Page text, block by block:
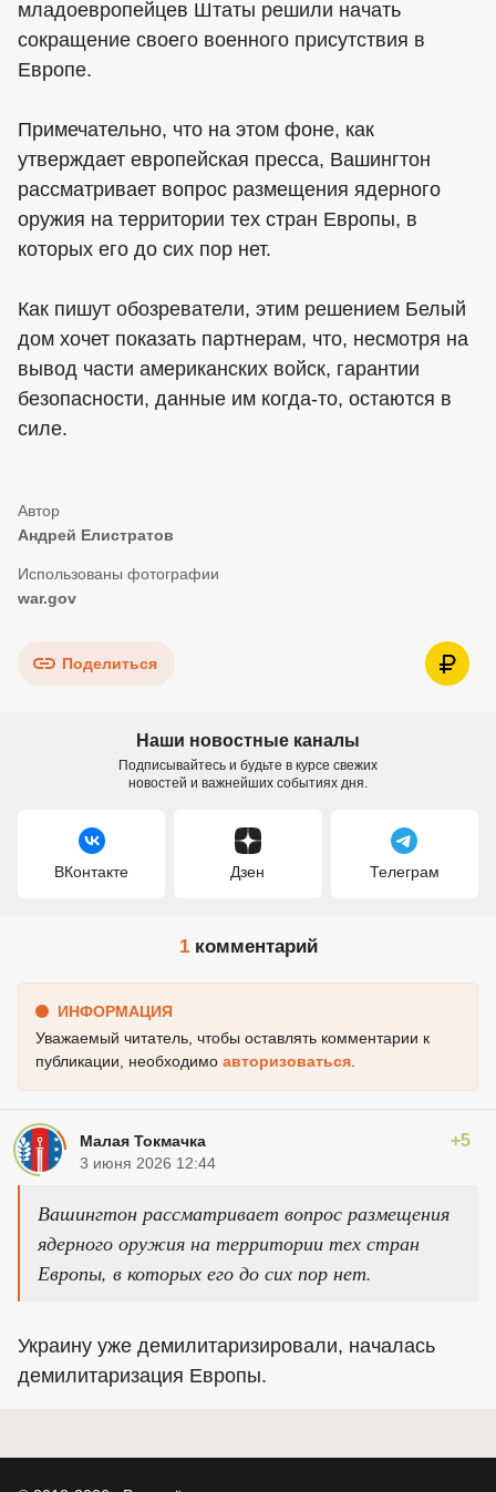
младоевропейцев Штаты решили начать
сокращение своего военного присутствия в
Европе.
Примечательно, что на этом фоне, как
утверждает европейская пресса, Вашингтон
рассматривает вопрос размещения ядерного
оружия на территории тех стран Европы, в
которых его до сих пор нет.
Как пишут обозреватели, этим решением Белый
дом хочет показать партнерам, что, несмотря на
вывод части американских войск, гарантии
безопасности, данные им когда-то, остаются в
силе.
Андрей Елистратов
war.gov
Поделиться
Наши новостные каналы
Подписывайтесь и будьте в курсе свежих
новостей и важнейших событиях дня.
ВКонтакте Дзен Телеграм
1комментарий
ИНФОРМАЦИЯ
Уважаемый читатель, чтобы оставлять комментарии к
публикации, необходимо авторизоваться
Малая Токмачка +5
3 июня 2026 12:44
Вашингтон рассматривает вопрос размещения
ядерного оружия на территории тех стран
Европы, в которых его до сих пор нет.
Украину уже демилитаризировали, началась
демилитаризация Европы.